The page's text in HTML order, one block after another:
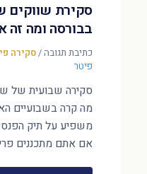
סקירת שווקים
בבורסה ומה זה
כתיבת תגובה/סקירה
פיטר
סקירה שבועית של
מה קרה בשבועיים
משפיע על תיק
אם אתם מתכננים